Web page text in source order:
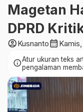
Magetan
DPRD
account_circleKusnantocalendar_month
infoAtur ukuran teks
pengalaman